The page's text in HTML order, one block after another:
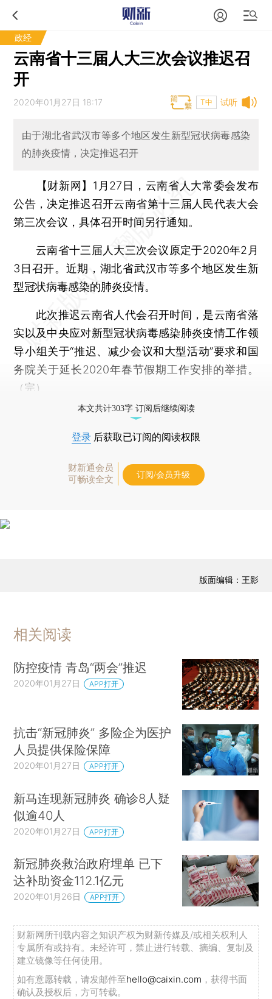
政经
云南省十三届人大三次会议推迟召
开
试听
2020年01月27日 18:17 T中
由于湖北省武汉市等多个地区发生新型冠状病毒感染
的肺炎疫情，决定推迟召开
【财新网】 1月27日，云南省人大常委会发布
公告，决定推迟召开云南省第十三届人民代表大会
第三次会议，具体召开时间另行通知。
云南省十三届人大三次会议原定于2020年2月
3日召开。近期，湖北省武汉市等多个地区发生新
型冠状病毒感染的肺炎疫情。
此次推迟云南省人代会召开时间，是云南省落
实以及中央应对新型冠状病毒感染肺炎疫情工作领
导小组关于“推迟、减少会议和大型活动”要求和国
务院关于延长2020年春节假期工作安排的举措。
（完）
本文共计303字 订阅后继续阅读
登录 后获取已订阅的阅读权限
财新通会员
可畅读全文
订阅/会员升级
版面编辑：王影
相关阅读
防控疫情 青岛“两会”推迟
2020年01月27日 APP打开
抗击“新冠肺炎” 多险企为医护
人员提供保险保障
2020年01月27日 APP打开
新马连现新冠肺炎 确诊8人疑
似逾40人
2020年01月27日 APP打开
新冠肺炎救治政府埋单 已下
达补助资金112.1亿元
2020年01月26日 APP打开
财新网所刊载内容之知识产权为财新传媒及/或相关权利人
专属所有或持有。未经许可，禁止进行转载、摘编、复制及
建立镜像等任何使用。
如有意愿转载，请发邮件至hello@caixin.com ，获得书面
确认及授权后，方可转载。